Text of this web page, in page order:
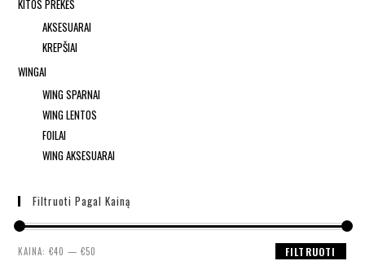
KITOS PREKĖS
AKSESUARAI
KREPŠIAI
WINGAI
WING SPARNAI
WING LENTOS
FOILAI
WING AKSESUARAI
Filtruoti Pagal Kainą
FILTRUOTI
KAINA:€40 —€50